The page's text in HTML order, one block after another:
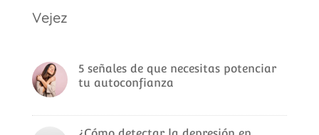
Vejez
5 señales de que necesitas potenciar
tu autoconfianza